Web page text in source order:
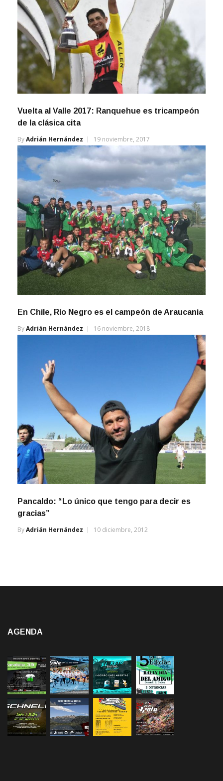
Vuelta al Valle 2017: Ranquehue es tricampeón
de la clásica cita
ByAdrián Hernández 19 noviembre, 2017
En Chile, Río Negro es el campeón de Araucania
ByAdrián Hernández 16 noviembre, 2018
Pancaldo: “Lo único que tengo para decir es
gracias”
ByAdrián Hernández 10 diciembre, 2012
AGENDA